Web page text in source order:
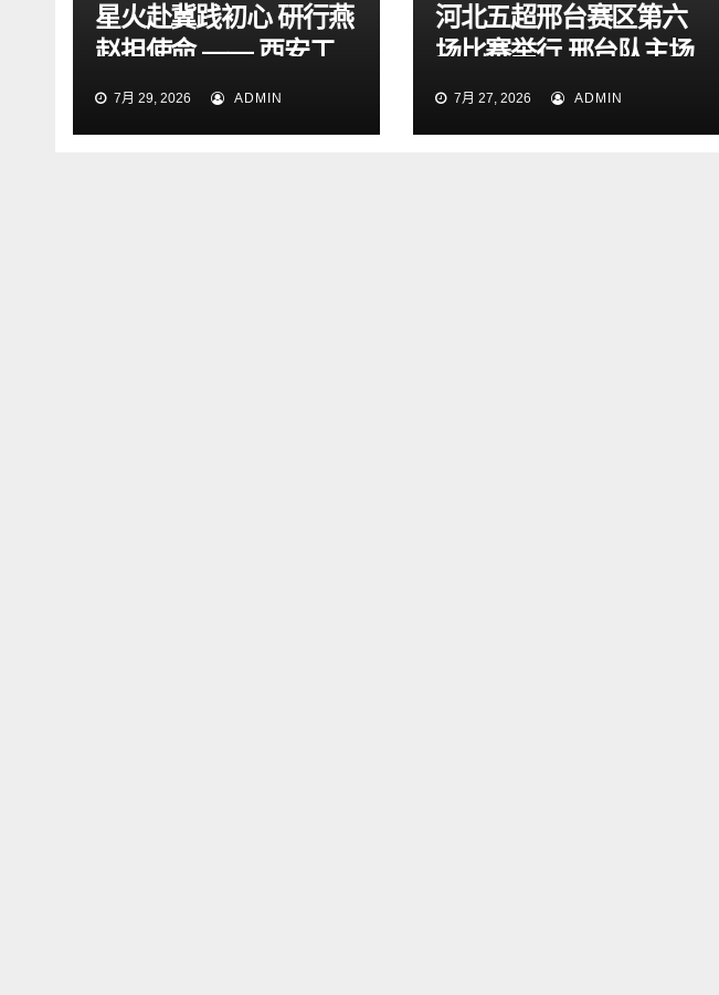
星火赴冀践初心 研行燕
赵担使命 —— 西安工
程大学“星火研途”研究
7月 29, 2026 ADMIN
河北五超邢台赛区第六
场比赛举行 邢台队主场
15:1大胜雄安新区队
7月 27, 2026 ADMIN